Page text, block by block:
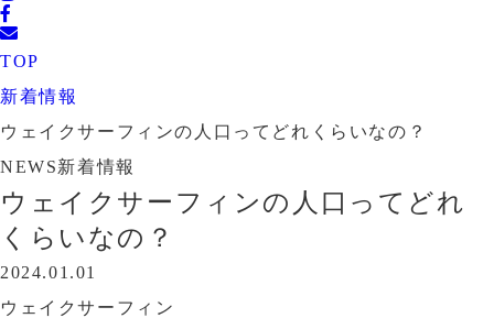
TOP
新着情報
ウェイクサーフィンの人口ってどれくらいなの？
NEWS新着情報
ウェイクサーフィンの人口ってどれ
くらいなの？
2024.01.01
ウェイクサーフィン